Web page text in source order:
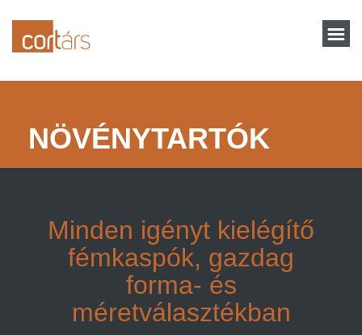
NÖVÉNYTARTÓK
Minden igényt kielégítő
fémkaspók, gazdag
forma- és
méretválasztékban